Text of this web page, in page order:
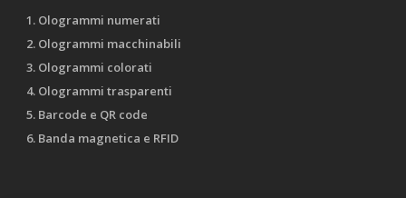
1. Ologrammi numerati
2. Ologrammi macchinabili
3. Ologrammi colorati
4. Ologrammi trasparenti
5. Barcode e QR code
6. Banda magnetica e RFID